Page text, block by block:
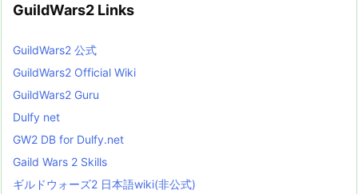
GuildWars2 Links
GuildWars2 公式
GuildWars2 Official Wiki
GuildWars2 Guru
Dulfy net
GW2 DB for Dulfy.net
Gaild Wars 2 Skills
ギルドウォーズ2 日本語wiki(非公式)